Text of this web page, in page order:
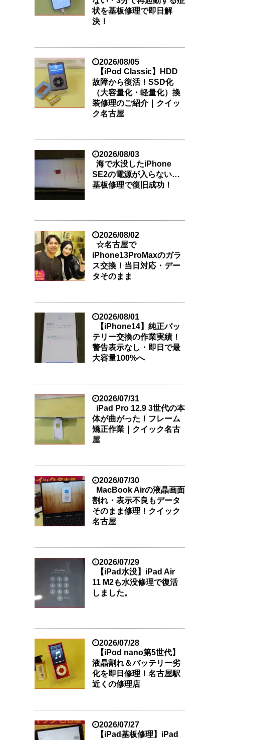
状を基板修理で即日解
決！
2026/08/05
【iPod Classic】HDD
故障から復活！SSD化
（大容量化・軽量化）換
装修理のご紹介｜クイッ
ク名古屋
2026/08/03
海で水没したiPhone
SE2の電源が入らない…
基板修理で復旧成功！
2026/08/02
☆名古屋で
iPhone13ProMaxのガラ
ス交換！当日対応・デー
タそのまま
2026/08/01
【iPhone14】純正バッ
テリー交換の作業実績！
警告表示なし・即日で最
大容量100%へ
2026/07/31
iPad Pro 12.9 3世代の本
体が曲がった！フレーム
矯正作業｜クイック名古
屋
2026/07/30
MacBook Airの液晶画面
割れ・表示不良もデータ
そのまま修理！クイック
名古屋
2026/07/29
【iPad水没】iPad Air
11 M2も水没修理で復活
しました。
2026/07/28
【iPod nano第5世代】
液晶割れ＆バッテリー劣
化を即日修理！名古屋駅
近くの修理店
2026/07/27
【iPad基板修理】iPad